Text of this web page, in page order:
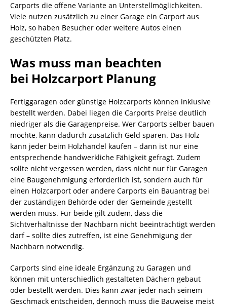
Carports die offene Variante an Unterstellmöglichkeiten.
Viele nutzen zusätzlich zu einer Garage ein Carport aus
Holz, so haben Besucher oder weitere Autos einen
geschützten Platz.
Was muss man beachten
bei Holzcarport Planung
Fertiggaragen oder günstige Holzcarports können inklusive
bestellt werden. Dabei liegen die Carports Preise deutlich
niedriger als die Garagenpreise. Wer Carports selber bauen
möchte, kann dadurch zusätzlich Geld sparen. Das Holz
kann jeder beim Holzhandel kaufen – dann ist nur eine
entsprechende handwerkliche Fähigkeit gefragt. Zudem
sollte nicht vergessen werden, dass nicht nur für Garagen
eine Baugenehmigung erforderlich ist, sondern auch für
einen Holzcarport oder andere Carports ein Bauantrag bei
der zuständigen Behörde oder der Gemeinde gestellt
werden muss. Für beide gilt zudem, dass die
Sichtverhältnisse der Nachbarn nicht beeinträchtigt werden
darf – sollte dies zutreffen, ist eine Genehmigung der
Nachbarn notwendig.
Carports sind eine ideale Ergänzung zu Garagen und
können mit unterschiedlich gestalteten Dächern gebaut
oder bestellt werden. Dies kann zwar jeder nach seinem
Geschmack entscheiden, dennoch muss die Bauweise meist